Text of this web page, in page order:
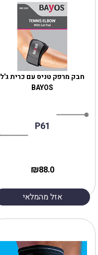
‎חבק מרפק טניס עם כרית ג'ל
BAYOS
P61
88.0
₪
אזל מהמלאי